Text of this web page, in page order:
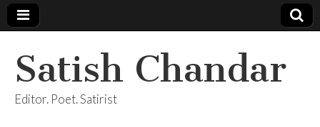
Satish Chandar
Editor. Poet. Satirist